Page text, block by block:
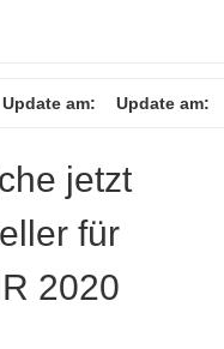
Update am: Update am:
jetzt
für
2020